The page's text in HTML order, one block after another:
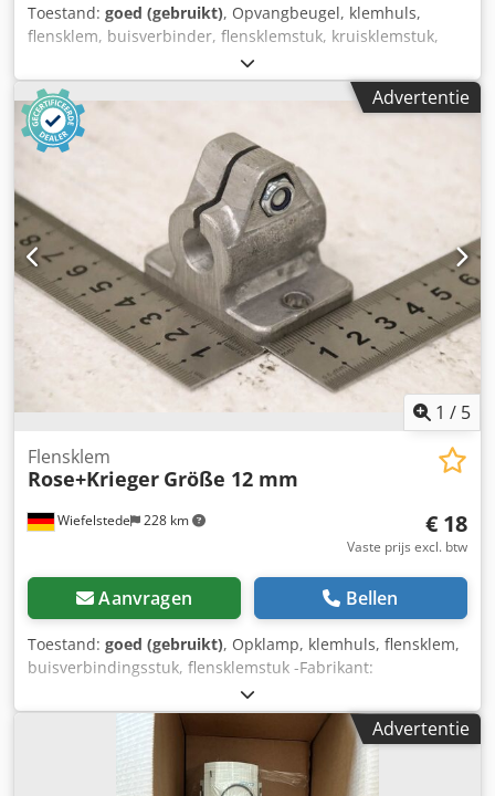
Toestand: goed (gebruikt), Opvangbeugel, klemhuls,
flensklem, buisverbinder, flensklemstuk, kruisklemstuk,
kruisklemverbinder, kruisklem -Fabrikant: Rose+Krieger, 4
stuks kruisklemverbinder, aluminium kruisklem, in één
stuk voor ronde buizen -Type: maat 50/25 mm -
Levering/prijs: compleet -Afmetingen: 135/65/H65 mm
Chsdpfjznu Agox Ahaea -Gewicht: 0,6 kg/stuk
Advertentie
1 / 5
Wiefelstede 228 km
Flensklem
Rose+Krieger Größe 12 mm
€ 18
Vaste prijs excl. btw
Aanvragen Bellen
Toestand: goed (gebruikt), Opklamp, klemhuls, flensklem,
buisverbindingsstuk, flensklemstuk -Fabrikant:
Rose+Krieger, flensklem, buisverbindingsstuk, flens,
aluminium, eendelig voor ronde buizen -Type: maat 12
mm -Aantal: 11 stuks op voorraad -Prijs: per stuk, minimale
afname 2 stuks -Afmetingen: 50/35/H41 mm -Gewicht: 0,1
kg/stuk Codsznt Diopfx Ahajha
Advertentie